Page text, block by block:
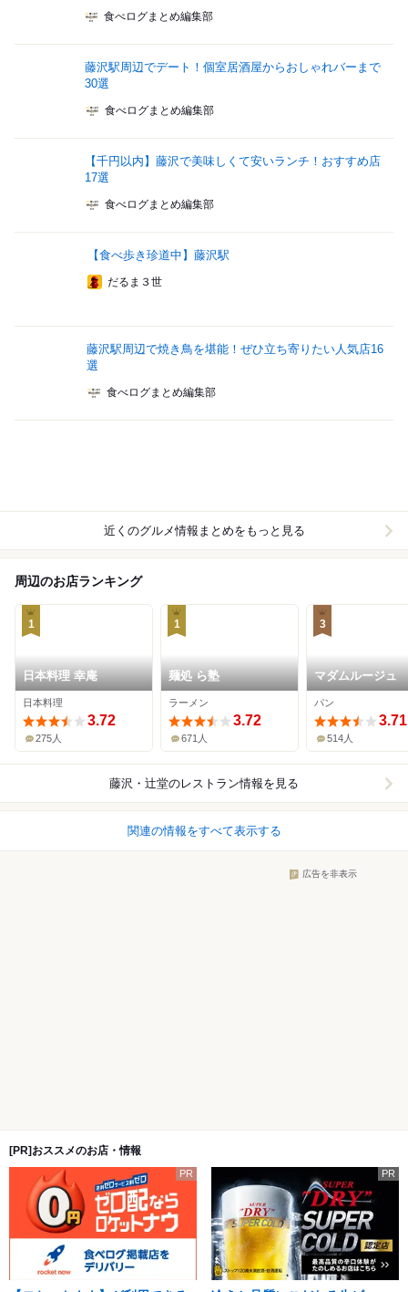
食べログまとめ編集部
藤沢駅周辺でデート！個室居酒屋からおしゃれバーまで
30選
食べログまとめ編集部
【千円以内】藤沢で美味しくて安いランチ！おすすめ店
17選
食べログまとめ編集部
【食べ歩き珍道中】藤沢駅
だるま３世
藤沢駅周辺で焼き鳥を堪能！ぜひ立ち寄りたい人気店16
選
食べログまとめ編集部
近くのグルメ情報まとめをもっと見る
周辺のお店ランキング
1
日本料理 幸庵
日本料理
3.72
275人
1
麺処 ら塾
ラーメン
3.72
671人
3
マダムルージュ
パン
3.71
514人
藤沢・辻堂のレストラン情報を見る
関連の情報をすべて表示する
広告を非表示
[PR]おススメのお店・情報
PR PR